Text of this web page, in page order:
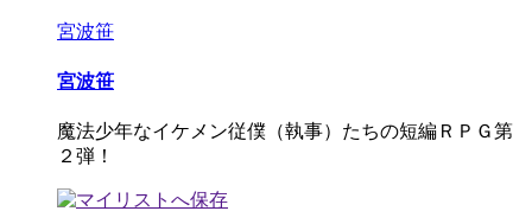
宮波笹
宮波笹
魔法少年なイケメン従僕（執事）たちの短編ＲＰＧ第
２弾！